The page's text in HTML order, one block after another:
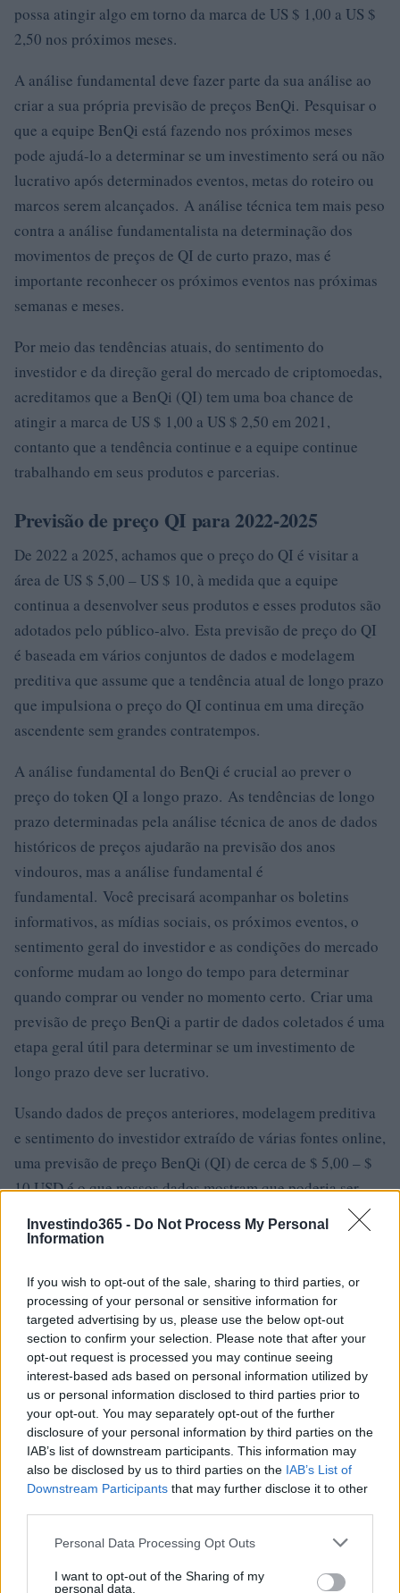
Investindo365 - Do Not Process My Personal
Information
If you wish to opt-out of the sale, sharing to third parties, or
processing of your personal or sensitive information for
targeted advertising by us, please use the below opt-out
section to confirm your selection. Please note that after your
opt-out request is processed you may continue seeing
interest-based ads based on personal information utilized by
us or personal information disclosed to third parties prior to
your opt-out. You may separately opt-out of the further
disclosure of your personal information by third parties on the
IAB’s list of downstream participants. This information may
also be disclosed by us to third parties on the IAB’s List of
Downstream Participants that may further disclose it to other
Please note that this website/app uses one or more Google
not limited to your visit or usage behaviour. You may click to
Personal Data Processing Opt Outs
I want to opt-out of the Sharing of my
personal data.
possa atingir algo em torno da marca de US $ 1,00 a US $
2,50 nos próximos meses.
A análise fundamental deve fazer parte da sua análise ao
criar a sua própria previsão de preços BenQi. Pesquisar o
que a equipe BenQi está fazendo nos próximos meses
pode ajudá-lo a determinar se um investimento será ou não
lucrativo após determinados eventos, metas do roteiro ou
marcos serem alcançados. A análise técnica tem mais peso
contra a análise fundamentalista na determinação dos
movimentos de preços de QI de curto prazo, mas é
importante reconhecer os próximos eventos nas próximas
semanas e meses.
Por meio das tendências atuais, do sentimento do
investidor e da direção geral do mercado de criptomoedas,
acreditamos que a BenQi (QI) tem uma boa chance de
atingir a marca de US $ 1,00 a US $ 2,50 em 2021,
contanto que a tendência continue e a equipe continue
trabalhando em seus produtos e parcerias.
Previsão de preço QI para 2022-2025
De 2022 a 2025, achamos que o preço do QI é visitar a
área de US $ 5,00 – US $ 10, à medida que a equipe
continua a desenvolver seus produtos e esses produtos são
adotados pelo público-alvo. Esta previsão de preço do QI
é baseada em vários conjuntos de dados e modelagem
preditiva que assume que a tendência atual de longo prazo
que impulsiona o preço do QI continua em uma direção
ascendente sem grandes contratempos.
A análise fundamental do BenQi é crucial ao prever o
preço do token QI a longo prazo. As tendências de longo
prazo determinadas pela análise técnica de anos de dados
históricos de preços ajudarão na previsão dos anos
vindouros, mas a análise fundamental é
fundamental. Você precisará acompanhar os boletins
informativos, as mídias sociais, os próximos eventos, o
sentimento geral do investidor e as condições do mercado
conforme mudam ao longo do tempo para determinar
quando comprar ou vender no momento certo. Criar uma
previsão de preço BenQi a partir de dados coletados é uma
etapa geral útil para determinar se um investimento de
longo prazo deve ser lucrativo.
Usando dados de preços anteriores, modelagem preditiva
e sentimento do investidor extraído de várias fontes online,
uma previsão de preço BenQi (QI) de cerca de $ 5,00 – $
10 USD é o que nossos dados mostram que poderia ser
possível em 2022-2025 dados os fundamentos do BenQi e
dados de preços anteriores do token QI.
BenQi (QI) é um bom investimento?
Ao decidir se BenQi (QI) é um bom investimento para
você, é fundamental levar em consideração o risco e a
recompensa. Podemos prever o preço do QI tanto no curto
quanto no longo prazo, mas as expectativas precisam ser
razoáveis ​​para cada um. A longo prazo, acreditamos que a
QI apreciará com base nos fundamentos do projeto BenQi
e no progresso que a Equipe está fazendo em relação aos
objetivos e marcos do roteiro.
Usando a análise técnica, podemos prever qual pode ser o
investimento de acordo. Usando níveis horizontais de